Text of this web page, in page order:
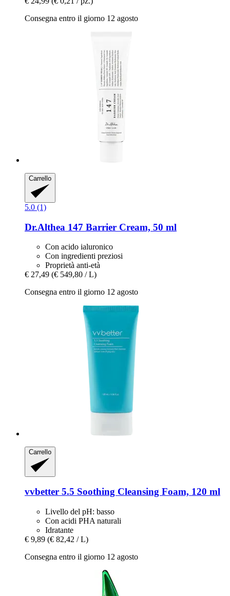
Consegna entro il giorno 12 agosto
Carrello
5.0 (1)
Dr.Althea 147 Barrier Cream, 50 ml
Con acido ialuronico
Con ingredienti preziosi
Proprietà anti-età
€ 27,49 (€ 549,80 / L)
Consegna entro il giorno 12 agosto
Carrello
vvbetter 5.5 Soothing Cleansing Foam, 120 ml
Livello del pH: basso
Con acidi PHA naturali
Idratante
€ 9,89 (€ 82,42 / L)
Consegna entro il giorno 12 agosto